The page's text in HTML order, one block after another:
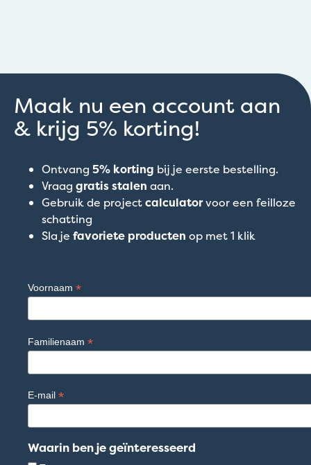
Maak nu een account aan
& krijg 5% korting!
Ontvang 5% korting bij je eerste bestelling.
Vraag gratis stalen aan.
Gebruik de projectcalculatorvoor een feilloze
schatting
Sla je favoriete producten op met 1 klik
Voornaam *
Familienaam *
E-mail *
Waarin ben je geïnteresseerd